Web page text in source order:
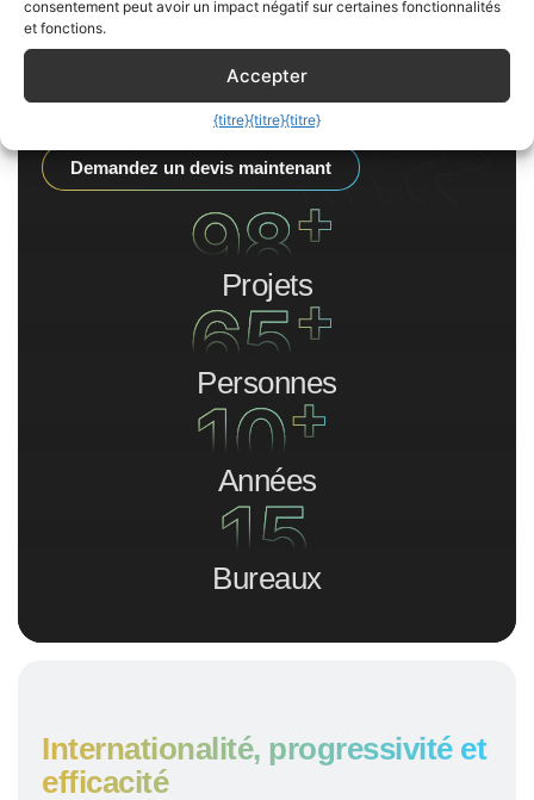
consentement peut avoir un impact négatif sur certaines fonctionnalités
et fonctions.
Accepter
{titre}{titre}{titre}
eng mit ihnen zusammen und entwickeln Lösungen,
die dabei nicht nur technisch einwandfrei sind,
sondern die Sie in jedem Entwicklungsschritt
Demandez un devis maintenant
98+
Projets
65+
Personnes
10+
Années
15
Bureaux
Internationalité, progressivité et
efficacité